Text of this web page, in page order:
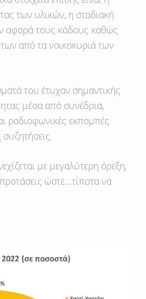
των υλικών, η σταδιακή
αφορά τους κάδους καθώς
από τα νοικοκυριά των
του έτυχαν σημαντικής
μέσα από συνέδρια,
ραδιοφωνικές εκπομπές
με μεγαλύτερη όρεξη,
ώστε...τίποτα να